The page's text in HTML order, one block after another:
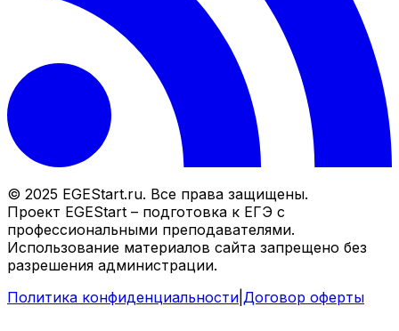
© 2025 EGEStart.ru. Все права защищены.
Проект EGEStart – подготовка к ЕГЭ с
профессиональными преподавателями.
Использование материалов сайта запрещено без
разрешения администрации.
Политика конфиденциальности Договор оферты